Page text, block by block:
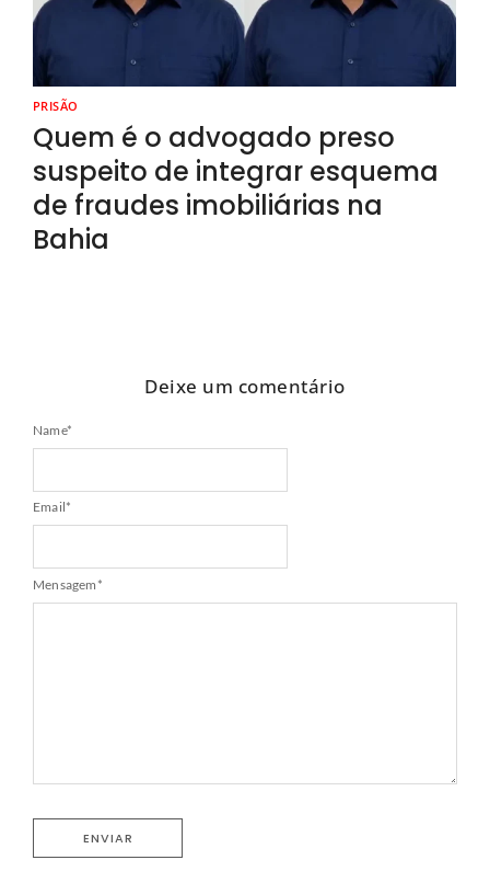
PRISÃO
Quem é o advogado preso
suspeito de integrar esquema
de fraudes imobiliárias na
Bahia
Deixe um comentário
Name*
Email*